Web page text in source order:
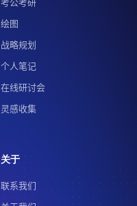
绘图
战略规划
个人笔记
在线研讨会
灵感收集
关于
联系我们